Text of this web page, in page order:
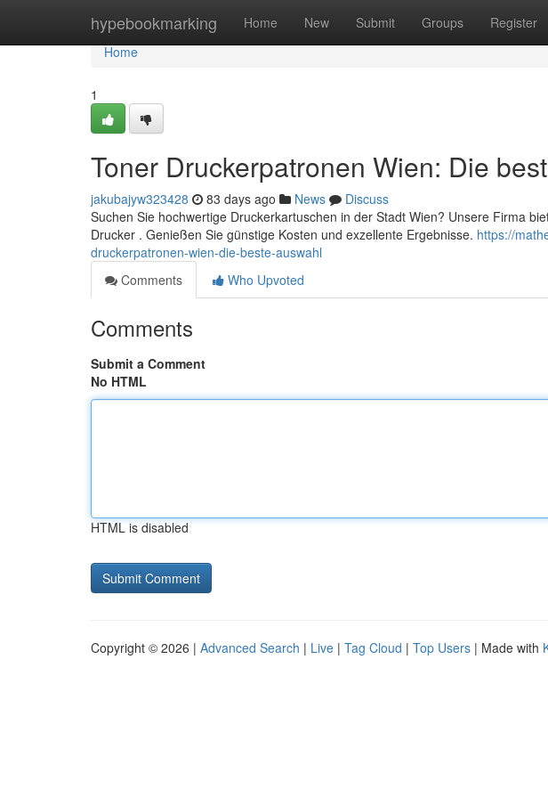
hypebookmarking Home New Submit Groups Register
Home
Home
1
Toner Druckerpatronen Wien: Die
jakubajyw323428 83 days ago News
Discuss
Suchen Sie hochwertige Druckerkartuschen in der Stadt Wien? Unsere Firma
Drucker . Genießen Sie günstige Kosten und exzellente Ergebnisse. https://
druckerpatronen-wien-die-beste-auswahl
Comments
Who Upvoted
Comments
Submit a Comment
No HTML
HTML is disabled
Copyright © 2026 | Advanced Search | Live | Tag Cloud | Top Users | Made with